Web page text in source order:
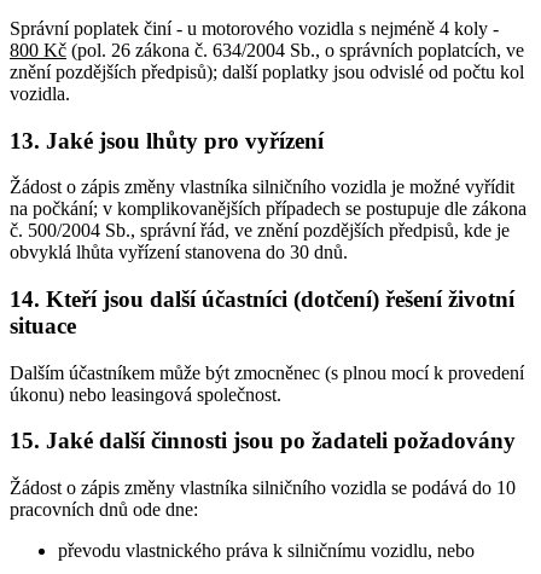
Správní poplatek činí - u motorového vozidla s nejméně 4 koly -
800 Kč (pol. 26 zákona č. 634/2004 Sb., o správních poplatcích, ve
znění pozdějších předpisů); další poplatky jsou odvislé od počtu kol
vozidla.
13. Jaké jsou lhůty pro vyřízení
Žádost o zápis změny vlastníka silničního vozidla je možné vyřídit
na počkání; v komplikovanějších případech se postupuje dle zákona
č. 500/2004 Sb., správní řád, ve znění pozdějších předpisů, kde je
obvyklá lhůta vyřízení stanovena do 30 dnů.
14. Kteří jsou další účastníci (dotčení) řešení životní
situace
Dalším účastníkem může být zmocněnec (s plnou mocí k provedení
úkonu) nebo leasingová společnost.
15. Jaké další činnosti jsou po žadateli požadovány
Žádost o zápis změny vlastníka silničního vozidla se podává do 10
pracovních dnů ode dne:
převodu vlastnického práva k silničnímu vozidlu, nebo